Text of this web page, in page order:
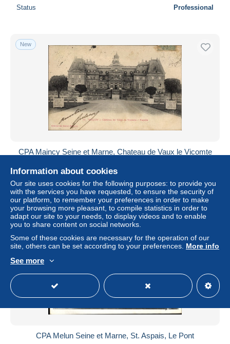
Status Professional
New
CPA Maincy Seine et Marne, Chateau de Vaux le Vicomte
± US$4.62
Status Professional
New
CPA Melun Seine et Marne, St. Aspais, Le Pont
Information about cookies
Our site uses cookies for the following purposes: to provide you
with the services you have requested, to ensure the security of
our platform, to remember your preferences in order to make
your browsing more pleasant, to compile statistics in order to
adapt our site to your needs, to display videos and to enable
you to share content on social networks.
Some of these cookies are necessary for the operation of our
site, others can be set according to your preferences. More info
See more